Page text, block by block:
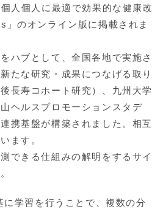
人個人に最適で効果的な健康改
のオンライン版に掲載されま
ハブとして、全国各地で実施さ
たな研究・成果につなげる取り
長寿コホート研究）、九州大学
ヘルスプロモーションスタデ
携基盤が構築されました。相互
ます。
できる仕組みの解明をするサイ
学習を行うことで、複数の分